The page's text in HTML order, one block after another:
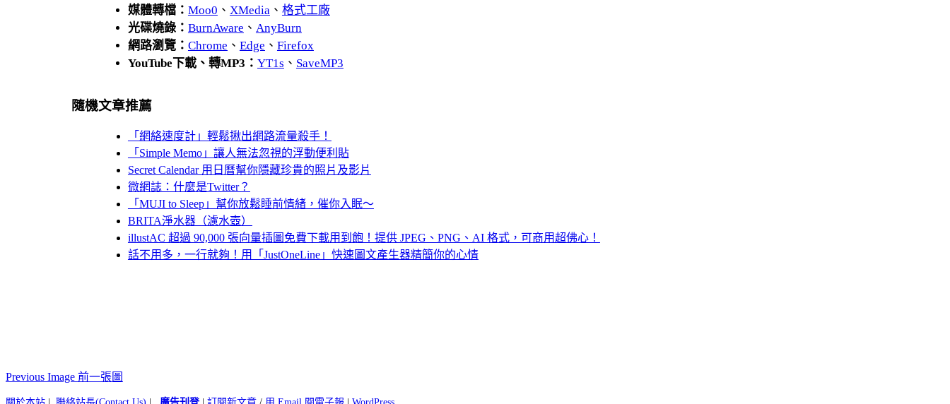
媒體轉檔： Moo0 、 XMedia、 格式工廠
光碟燒錄： BurnAware 、 AnyBurn
網路瀏覽： Chrome 、 Edge 、 Firefox
YouTube下載、轉MP3： YT1s 、 SaveMP3
隨機文章推薦
「網絡速度計」輕鬆揪出網路流量殺手！
「Simple Memo」讓人無法忽視的浮動便利貼
Secret Calendar 用日曆幫你隱藏珍貴的照片及影片
微網誌：什麼是Twitter？
「MUJI to Sleep」幫你放鬆睡前情緒，催你入眠～
BRITA淨水器（濾水壺）
illustAC 超過 90,000 張向量插圖免費下載用到飽！提供 JPEG、PNG、AI 格式，可商用超佛心！
話不用多，一行就夠！用「JustOneLine」快速圖文產生器精簡你的心情
Previous Image 前一張圖